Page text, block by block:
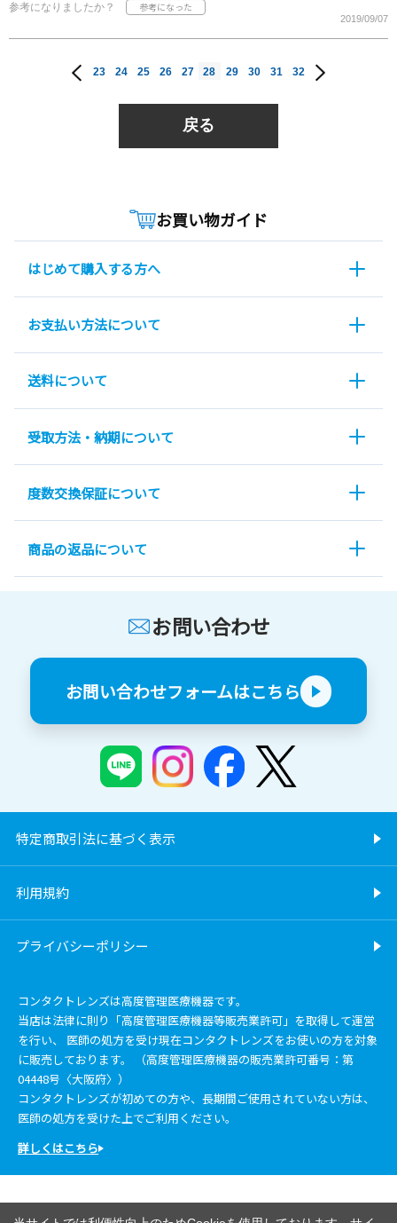
参考になりましたか？
2019/09/07
23 24 25 26 27 28 29 30 31 32
戻る
お買い物ガイド
はじめて購入する方へ
お支払い方法について
送料について
受取方法・納期について
度数交換保証について
商品の返品について
お問い合わせ
お問い合わせフォームはこちら
特定商取引法に基づく表示
利用規約
プライバシーポリシー
コンタクトレンズは高度管理医療機器です。
当店は法律に則り「高度管理医療機器等販売業許可」を取得して運営
を行い、 医師の処方を受け現在コンタクトレンズをお使いの方を対象
に販売しております。 （高度管理医療機器の販売業許可番号：第
04448号〈大阪府〉）
コンタクトレンズが初めての方や、長期間ご使用されていない方は、
医師の処方を受けた上でご利用ください。
詳しくはこちら